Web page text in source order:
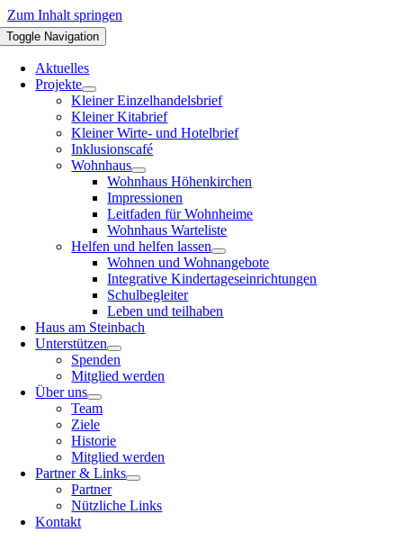
Zum Inhalt springen
Toggle Navigation
Aktuelles
Projekte
Kleiner Einzelhandelsbrief
Kleiner Kitabrief
Kleiner Wirte- und Hotelbrief
Inklusionscafé
Wohnhaus
Wohnhaus Höhenkirchen
Impressionen
Leitfaden für Wohnheime
Wohnhaus Warteliste
Helfen und helfen lassen
Wohnen und Wohnangebote
Integrative Kindertageseinrichtungen
Schulbegleiter
Leben und teilhaben
Haus am Steinbach
Unterstützen
Spenden
Mitglied werden
Über uns
Team
Ziele
Historie
Mitglied werden
Partner & Links
Partner
Nützliche Links
Kontakt